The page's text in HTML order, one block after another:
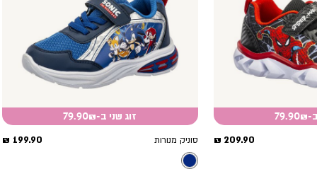
מחיר
209.90 ₪
זוג שני ב-79.90₪
סוניק מנורות
מחיר
199.90 ₪